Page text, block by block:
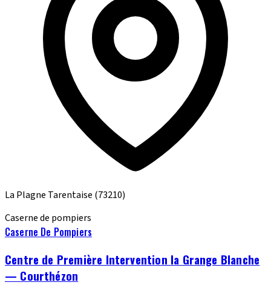
La Plagne Tarentaise (73210)
Caserne de pompiers
Caserne De Pompiers
Centre de Première Intervention la Grange Blanche
— Courthézon